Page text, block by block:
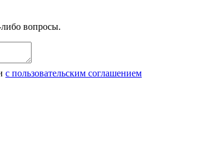
вопросы.
с пользовательским соглашением